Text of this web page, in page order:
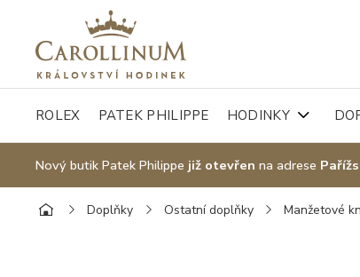
ROLEX PATEK PHILIPPE HODINKY
Nový butik Patek Philippe již otevřen na adrese
Doplňky Ostatní doplňky Manžetové